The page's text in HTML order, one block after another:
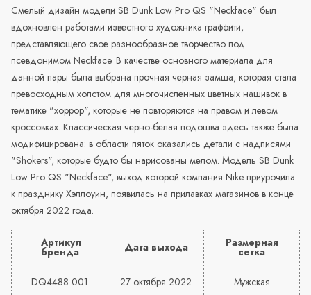
Смелый дизайн модели SB Dunk Low Pro QS "Neckface" был
вдохновлен работами известного художника граффити,
представляющего свое разнообразное творчество под
псевдонимом Neckface. В качестве основного материала для
данной пары была выбрана прочная черная замша, которая стала
превосходным холстом для многочисленных цветных нашивок в
тематике "хоррор", которые не повторяются на правом и левом
кроссовках. Классическая черно-белая подошва здесь также была
модифицирована: в области пяток оказались детали с надписями
"Shokers", которые будто бы нарисованы мелом. Модель SB Dunk
Low Pro QS "Neckface", выход которой компания Nike приурочила
к празднику Хэллоуин, появилась на прилавках магазинов в конце
октября 2022 года.
Артикул
бренда Дата выхода Размерная
сетка
DQ4488 001 27 октября 2022 Мужская